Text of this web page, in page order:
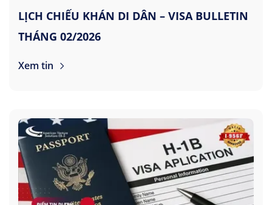
LỊCH CHIẾU KHÁN DI DÂN – VISA BULLETIN
THÁNG 02/2026
Xem tin